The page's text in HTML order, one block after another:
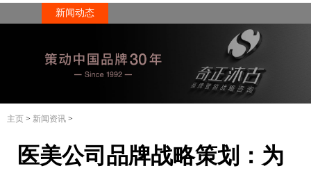
联系新闻动态
主页 > 新闻资讯 >
医美公司品牌战略策划：为